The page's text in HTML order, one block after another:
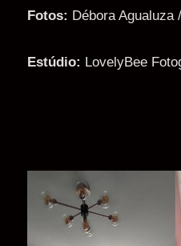
Fotos: Débora Agualuza
Estúdio: LovelyBee